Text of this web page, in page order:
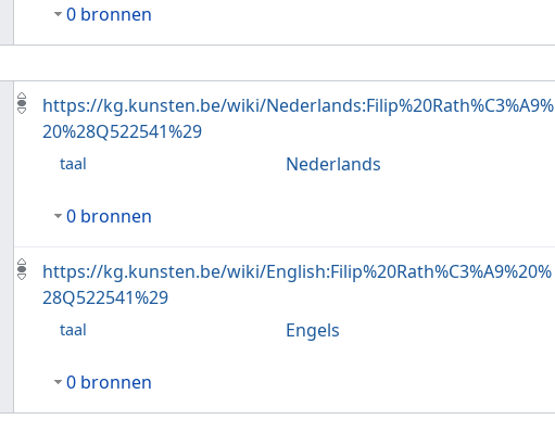
0 bronnen
https://kg.kunsten.be/wiki/Nederlands:Filip%20Rath%C3%A9%
20%28Q522541%29
taal Nederlands
0 bronnen
https://kg.kunsten.be/wiki/English:Filip%20Rath%C3%A9%20%
28Q522541%29
taal Engels
0 bronnen